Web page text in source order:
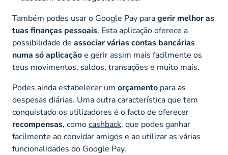
Também podes usar o Google Pay paragerir melhor as
tuas finanças pessoais. Esta aplicação oferece a
possibilidade de associar várias contas bancárias
numa só aplicaçãoe gerir assim mais facilmente os
teus movimentos, saldos, transações e muito mais.
Podes ainda estabelecer um orçamento para as
despesas diárias. Uma outra característica que tem
conquistado os utilizadores é o facto de oferecer
recompensas, comocashback, que podes ganhar
facilmente ao convidar amigos e ao utilizar as várias
funcionalidades do Google Pay.